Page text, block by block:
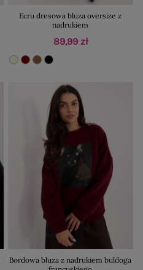
Ecru dresowa bluza oversize z
nadrukiem
89,99 zł
Bordowa bluza z nadrukiem buldoga